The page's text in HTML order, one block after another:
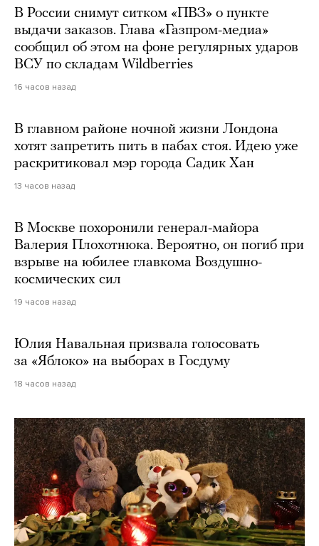
В России снимут ситком «ПВЗ» о пункте
выдачи заказов. Глава «Газпром-медиа»
сообщил об этом на фоне регулярных ударов
ВСУ по складам Wildberries
16 часов назад
В главном районе ночной жизни Лондона
хотят запретить пить в пабах стоя. Идею уже
раскритиковал мэр города Садик Хан
13 часов назад
В Москве похоронили генерал-майора
Валерия Плохотнюка. Вероятно, он погиб при
взрыве на юбилее главкома Воздушно-
космических сил
19 часов назад
Юлия Навальная призвала голосовать
за «Яблоко» на выборах в Госдуму
18 часов назад